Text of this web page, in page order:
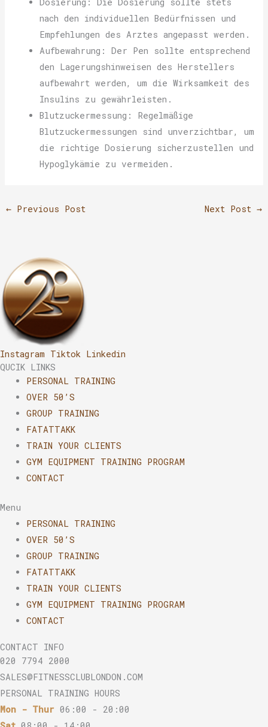
nach den individuellen Bedürfnissen und
Empfehlungen des Arztes angepasst werden.
Aufbewahrung: Der Pen sollte entsprechend
den Lagerungshinweisen des Herstellers
aufbewahrt werden, um die Wirksamkeit des
Insulins zu gewährleisten.
Blutzuckermessung: Regelmäßige
Blutzuckermessungen sind unverzichtbar, um
die richtige Dosierung sicherzustellen und
Hypoglykämie zu vermeiden.
←Previous Post Next Post→
Instagram Tiktok Linkedin
QUCIK LINKS
PERSONAL TRAINING
OVER 50’S
GROUP TRAINING
FATATTAKK
TRAIN YOUR CLIENTS
GYM EQUIPMENT TRAINING PROGRAM
CONTACT
Menu
PERSONAL TRAINING
OVER 50’S
GROUP TRAINING
FATATTAKK
TRAIN YOUR CLIENTS
GYM EQUIPMENT TRAINING PROGRAM
CONTACT
CONTACT INFO
020 7794 2000
SALES@FITNESSCLUBLONDON.COM
PERSONAL TRAINING HOURS
Mon - Thur 06:00 - 20:00